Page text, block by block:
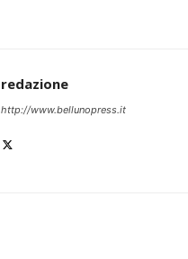
redazione
http://www.bellunopress.it